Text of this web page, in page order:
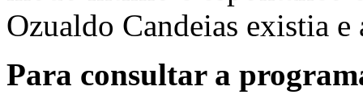
Ozualdo Candeias existia e
Para consultar a